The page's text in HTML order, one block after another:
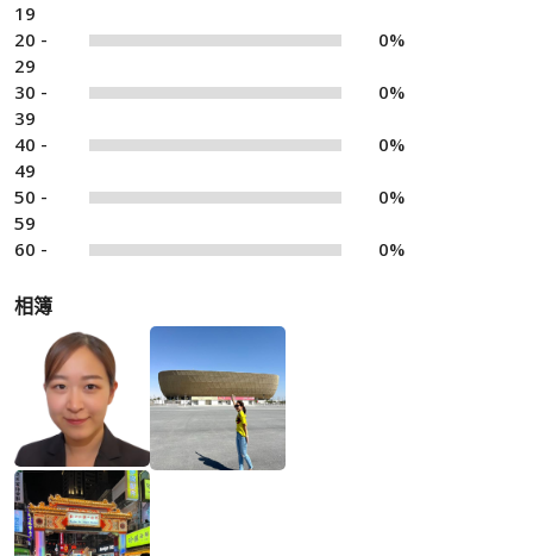
19
20 -
29
0%
30 -
39
0%
40 -
49
0%
50 -
59
0%
60 - 0%
相簿